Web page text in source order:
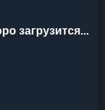
загрузится...